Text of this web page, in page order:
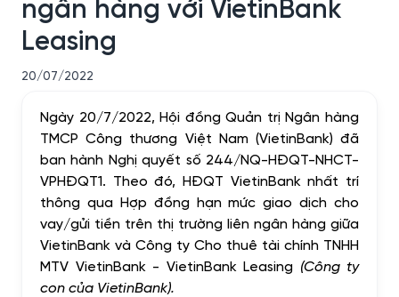
ngân hàng với VietinBank
Leasing
20/07/2022
Ngày 20/7/2022, Hội đồng Quản trị Ngân hàng
TMCP Công thương Việt Nam (VietinBank) đã
ban hành Nghị quyết số 244/NQ-HĐQT-NHCT-
VPHĐQT1. Theo đó, HĐQT VietinBank nhất trí
thông qua Hợp đồng hạn mức giao dịch cho
vay/gửi tiền trên thị trường liên ngân hàng giữa
VietinBank và Công ty Cho thuê tài chính TNHH
MTV VietinBank - VietinBank Leasing (Công ty
con của VietinBank).